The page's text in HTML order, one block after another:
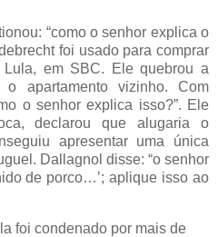
“como o senhor explica o
foi usado para comprar
em SBC. Ele quebrou a
apartamento vizinho. Com
o senhor explica isso?”. Ele
declarou que alugaria o
apresentar uma única
Dallagnol disse: “o senhor
de porco…’; aplique isso ao
foi condenado por mais de